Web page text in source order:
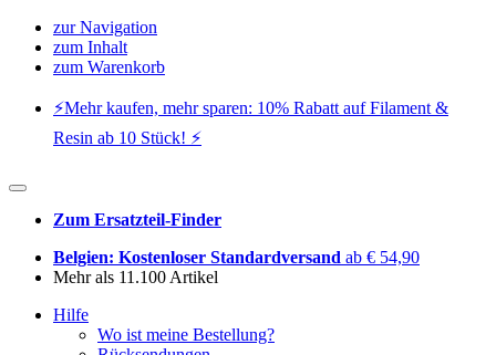
zur Navigation
zum Inhalt
zum Warenkorb
⚡️Mehr kaufen, mehr sparen: 10% Rabatt auf Filament &
Resin ab 10 Stück! ⚡️
Zum Ersatzteil-Finder
Belgien: Kostenloser Standardversand ab € 54,90
Mehr als 11.100 Artikel
Hilfe
Wo ist meine Bestellung?